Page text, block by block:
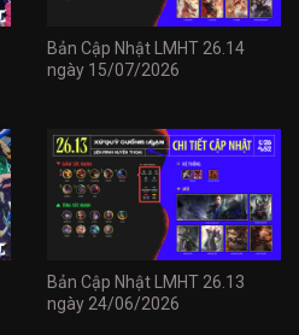
Bản Cập Nhật LMHT 26.14
ngày 15/07/2026
Bản Cập Nhật LMHT 26.13
ngày 24/06/2026